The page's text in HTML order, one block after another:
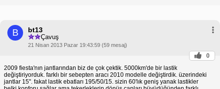
B bt13
Çavuş
21 Nisan 2013 Pazar 19:43:59 (59 mesaj)
0
2009 fiesta'nın jantlarından biz de çok çektik. 5000km'de bir lastik
değiştiriyorduk. farklı bir sebepten aracı 2010 modelle değiştirdik. üzerindeki
jantlar 15". fakat lastik ebatları 195/50/15. sizin 60'lık geniş yanak lastikler